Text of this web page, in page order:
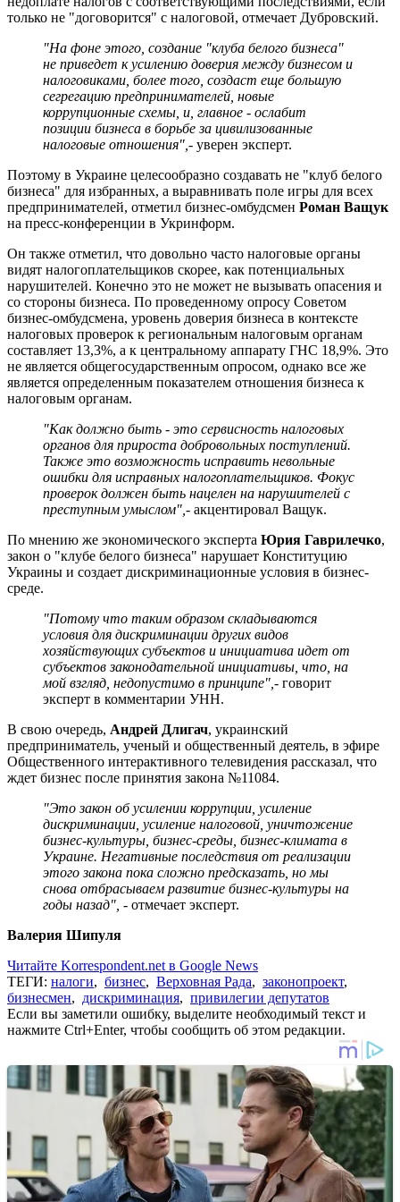
только не "договорится" с налоговой, отмечает Дубровский.
"На фоне этого, создание "клуба белого бизнеса"
не приведет к усилению доверия между бизнесом и
налоговиками, более того, создаст еще большую
сегрегацию предпринимателей, новые
коррупционные схемы, и, главное - ослабит
позиции бизнеса в борьбе за цивилизованные
налоговые отношения", - уверен эксперт.
Поэтому в Украине целесообразно создавать не "клуб белого
бизнеса" для избранных, а выравнивать поле игры для всех
предпринимателей, отметил бизнес-омбудсмен Роман Ващук
на пресс-конференции в Укринформ.
Он также отметил, что довольно часто налоговые органы
видят налогоплательщиков скорее, как потенциальных
нарушителей. Конечно это не может не вызывать опасения и
со стороны бизнеса. По проведенному опросу Советом
бизнес-омбудсмена, уровень доверия бизнеса в контексте
налоговых проверок к региональным налоговым органам
составляет 13,3%, а к центральному аппарату ГНС 18,9%. Это
не является общегосударственным опросом, однако все же
является определенным показателем отношения бизнеса к
налоговым органам.
"Как должно быть - это сервисность налоговых
органов для прироста добровольных поступлений.
Также это возможность исправить невольные
ошибки для исправных налогоплательщиков. Фокус
проверок должен быть нацелен на нарушителей с
преступным умыслом", - акцентировал Ващук.
По мнению же экономического эксперта Юрия Гаврилечко,
закон о "клубе белого бизнеса" нарушает Конституцию
Украины и создает дискриминационные условия в бизнес-
среде.
"Потому что таким образом складываются
условия для дискриминации других видов
хозяйствующих субъектов и инициатива идет от
субъектов законодательной инициативы, что, на
мой взгляд, недопустимо в принципе", - говорит
эксперт в комментарии УНН.
В свою очередь, Андрей Длигач, украинский
предприниматель, ученый и общественный деятель, в эфире
Общественного интерактивного телевидения рассказал, что
ждет бизнес после принятия закона №11084.
"Это закон об усилении коррупции, усиление
дискриминации, усиление налоговой, уничтожение
бизнес-культуры, бизнес-среды, бизнес-климата в
Украине. Негативные последствия от реализации
этого закона пока сложно предсказать, но мы
снова отбрасываем развитие бизнес-культуры на
годы назад", - отмечает эксперт.
Валерия Шипуля
Читайте Korrespondent.net в Google News
ТЕГИ: налоги, бизнес, Верховная Рада, законопроект,
бизнесмен, дискриминация, привилегии депутатов
Если вы заметили ошибку, выделите необходимый текст и
нажмите Ctrl+Enter, чтобы сообщить об этом редакции.